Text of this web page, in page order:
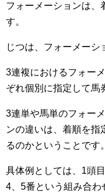
フォーメーションは、
す。
じつは、フォーメーシ
3連複におけるフォー
ぞれ個別に指定して馬
3連単や馬単のフォー
ンの違いは、着順を指
るのかということです。
具体例としては、1頭
4、5番という組み合わ